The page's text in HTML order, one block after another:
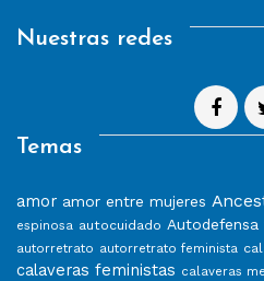
Nuestras redes
Temas
amor amor entre mujeres
espinosa autocuidado Autodefensa
autorretrato autorretrato feminista
calaveras feministas calaveras